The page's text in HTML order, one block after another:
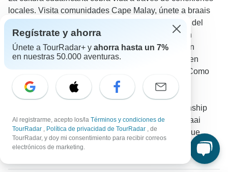
locales. Visita comunidades Cape Malay, únete a braais
tradicionales de barbacoa en estancias de granjas del
Karoo y explora townships con guías residentes en
Knysna. Los mercados locales, clases de cocina en
Ciudad del Cabo y experiencias culturales zulúes en
KwaZulu-Natal ofrecen perspectivas adicionales. Como
señaló un viajero de TourRadar: "Las experiencias
culturales fueron increíbles: desde aprender sobre
tradiciones locales durante nuestro tour por el township
hasta compartir historias con locales durante un braai
tradicional. Nuestra guía Christine se aseguró de que
experimentáramos la verdadera Sudáfrica más allá de
Regístrate y ahorra
Únete a TourRadar+ y ahorra hasta un 7%
en nuestras 50.000 aventuras.
Al registrarme, acepto los/la Términos y condiciones de
TourRadar , Política de privacidad de TourRadar , de
TourRadar, y doy mi consentimiento para recibir correos
electrónicos de marketing.